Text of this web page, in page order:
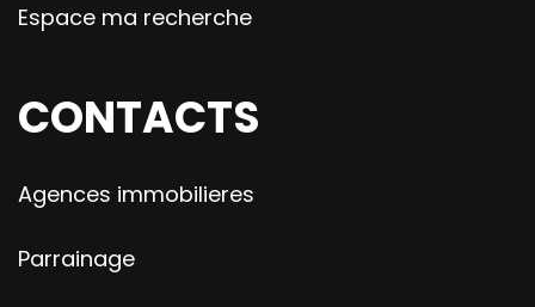
Espace ma recherche
CONTACTS
Agences immobilieres
Parrainage